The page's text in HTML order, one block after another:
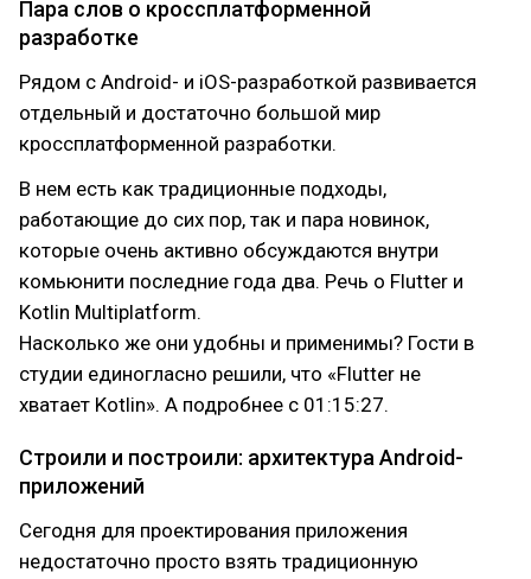
Пара слов о кроссплатформенной
разработке
Рядом с Android- и iOS-разработкой развивается
отдельный и достаточно большой мир
кроссплатформенной разработки.
В нем есть как традиционные подходы,
работающие до сих пор, так и пара новинок,
которые очень активно обсуждаются внутри
комьюнити последние года два. Речь о Flutter и
Kotlin Multiplatform.
Насколько же они удобны и применимы? Гости в
студии единогласно решили, что «Flutter не
хватает Kotlin». А подробнее с 01:15:27.
Строили и построили: архитектура Android-
приложений
Сегодня для проектирования приложения
недостаточно просто взять традиционную